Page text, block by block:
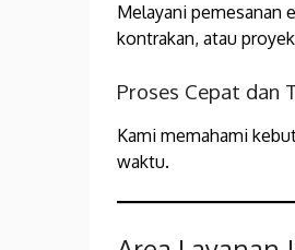
Melayani pemesanan
kontrakan, atau
Proses Cepat dan
Kami memahami
waktu.